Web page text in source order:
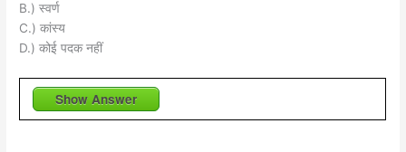
B.) स्वर्ण
C.) कांस्य
D.) कोई पदक नहीं
Show Answer